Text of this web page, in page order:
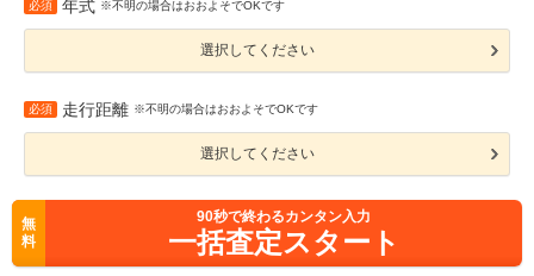
必須 年式 ※不明の場合はおおよそでOKです
選択してください
必須 走行距離 ※不明の場合はおおよそでOKです
選択してください
無
料
90秒で終わるカンタン入力
一括査定スタート